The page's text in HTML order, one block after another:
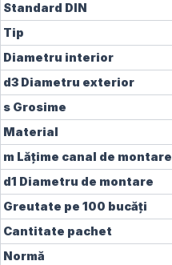
Standard DIN
Tip
Diametru interior
d3 Diametru exterior
s Grosime
Material
m Lățime canal de montare
d1 Diametru de montare
Greutate pe 100 bucăți
Cantitate pachet
Normă